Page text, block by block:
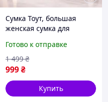
Сумка Тоут, большая
женская сумка для
повседневный пуховый
шоппер карамельного
цвета КОД 00-0973
Готово к отправке
999₴
1 499 ₴
Купить